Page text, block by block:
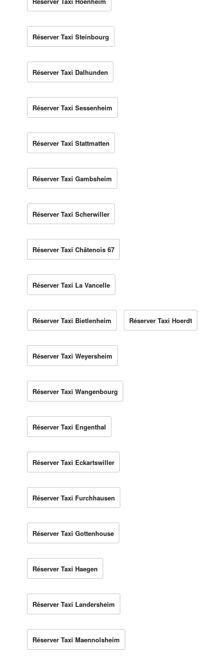
Réserver Taxi Steinbourg
Réserver Taxi Dalhunden
Réserver Taxi Sessenheim
Réserver Taxi Stattmatten
Réserver Taxi Gambsheim
Réserver Taxi Scherwiller
Réserver Taxi Châtenois 67
Réserver Taxi La Vancelle
Réserver Taxi Bietlenheim Réserver Taxi Hoerdt
Réserver Taxi Weyersheim
Réserver Taxi Wangenbourg
Réserver Taxi Engenthal
Réserver Taxi Eckartswiller
Réserver Taxi Furchhausen
Réserver Taxi Gottenhouse
Réserver Taxi Haegen
Réserver Taxi Landersheim
Réserver Taxi Maennolsheim